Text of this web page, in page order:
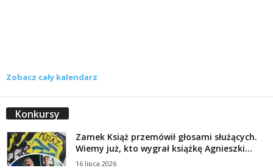
Zobacz cały kalendarz
Konkursy
Zamek Książ przemówił głosami służących.
Wiemy już, kto wygrał książkę Agnieszki...
16 lipca 2026